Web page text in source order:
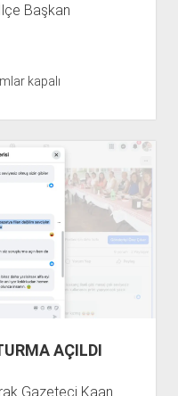
Başkan
kapalı
AÇILDI
Gazeteci Kaan